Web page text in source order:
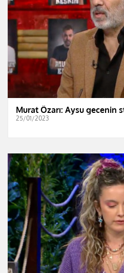
Murat Özarı: Aysu gecenin
25/01/2023